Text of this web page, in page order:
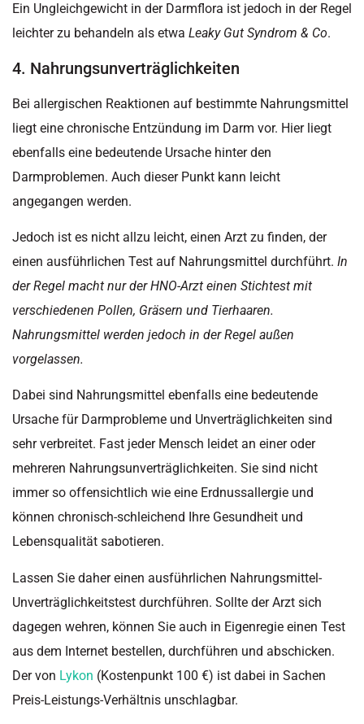
Ein Ungleichgewicht in der Darmflora ist jedoch in der Regel
leichter zu behandeln als etwa Leaky Gut Syndrom & Co.
4. Nahrungsunverträglichkeiten
Bei allergischen Reaktionen auf bestimmte Nahrungsmittel
liegt eine chronische Entzündung im Darm vor. Hier liegt
ebenfalls eine bedeutende Ursache hinter den
Darmproblemen. Auch dieser Punkt kann leicht
angegangen werden.
Jedoch ist es nicht allzu leicht, einen Arzt zu finden, der
einen ausführlichen Test auf Nahrungsmittel durchführt. In
der Regel macht nur der HNO-Arzt einen Stichtest mit
verschiedenen Pollen, Gräsern und Tierhaaren.
Nahrungsmittel werden jedoch in der Regel außen
vorgelassen.
Dabei sind Nahrungsmittel ebenfalls eine bedeutende
Ursache für Darmprobleme und Unverträglichkeiten sind
sehr verbreitet. Fast jeder Mensch leidet an einer oder
mehreren Nahrungsunverträglichkeiten. Sie sind nicht
immer so offensichtlich wie eine Erdnussallergie und
können chronisch-schleichend Ihre Gesundheit und
Lebensqualität sabotieren.
Lassen Sie daher einen ausführlichen Nahrungsmittel-
Unverträglichkeitstest durchführen. Sollte der Arzt sich
dagegen wehren, können Sie auch in Eigenregie einen Test
aus dem Internet bestellen, durchführen und abschicken.
Der von Lykon (Kostenpunkt 100 €) ist dabei in Sachen
Preis-Leistungs-Verhältnis unschlagbar.